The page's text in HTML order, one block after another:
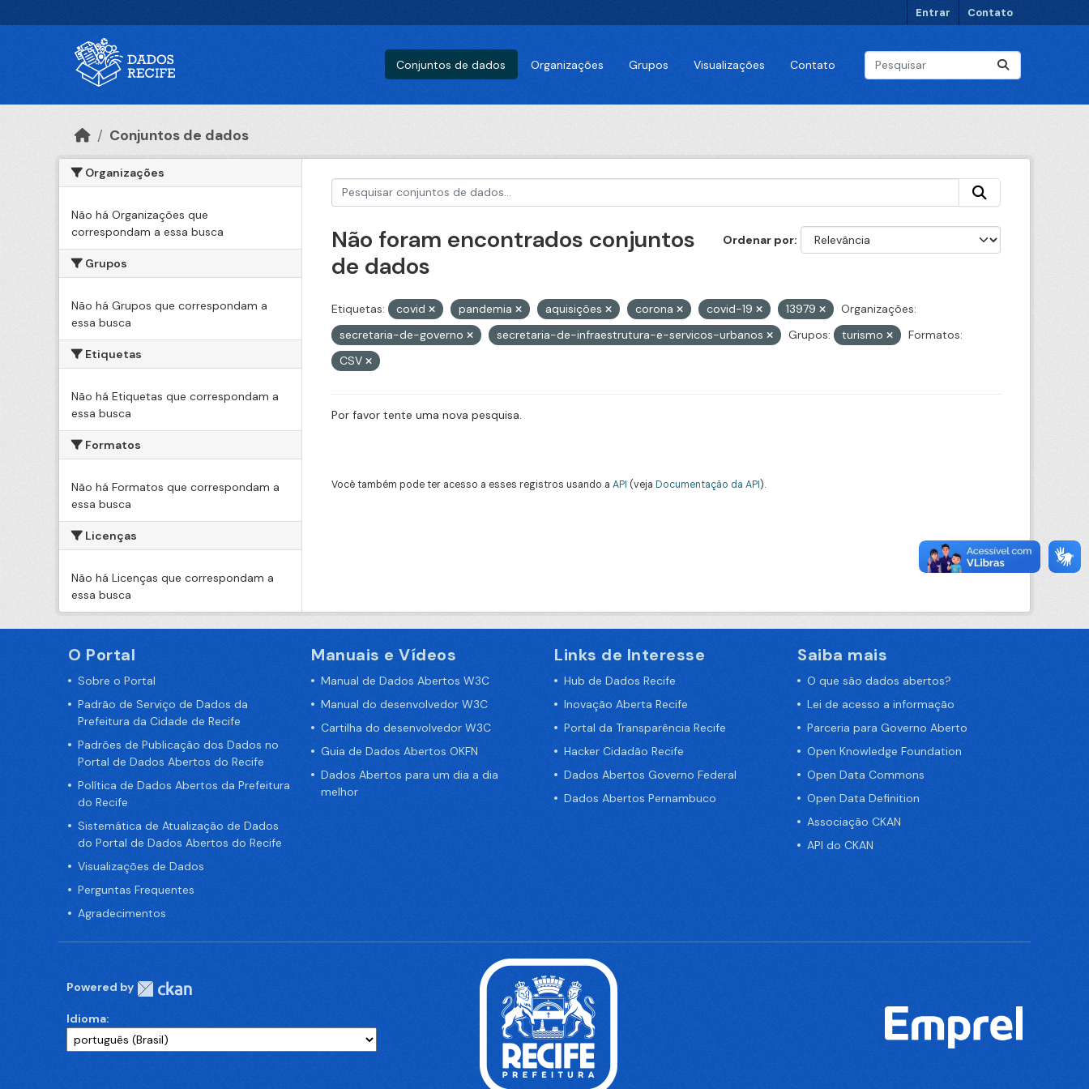
Entrar Contato
Conjuntos de dados Organizações Grupos Visualizações Contato
Conjuntos de dados
Organizações
Não há Organizações que
correspondam a essa busca
Grupos
Não há Grupos que correspondam a
essa busca
Etiquetas
Não há Etiquetas que correspondam a
essa busca
Formatos
Não há Formatos que correspondam a
essa busca
Licenças
Não há Licenças que correspondam a
essa busca
Ordenar por
Não foram encontrados conjuntos
de dados
Etiquetas: covid pandemia aquisições corona covid-19 13979
Organizações:
secretaria-de-governo
secretaria-de-infraestrutura-e-servicos-urbanos Grupos: turismo
Formatos:
CSV
Por favor tente uma nova pesquisa.
Você também pode ter acesso a esses registros usando a API (veja Documentação da API).
O Portal
Sobre o Portal
Padrão de Serviço de Dados da
Prefeitura da Cidade de Recife
Padrões de Publicação dos Dados no
Portal de Dados Abertos do Recife
Política de Dados Abertos da Prefeitura
do Recife
Sistemática de Atualização de Dados
do Portal de Dados Abertos do Recife
Visualizações de Dados
Perguntas Frequentes
Agradecimentos
Manuais e Vídeos
Manual de Dados Abertos W3C
Manual do desenvolvedor W3C
Cartilha do desenvolvedor W3C
Guia de Dados Abertos OKFN
Dados Abertos para um dia a dia
melhor
Links de Interesse
Hub de Dados Recife
Inovação Aberta Recife
Portal da Transparência Recife
Hacker Cidadão Recife
Dados Abertos Governo Federal
Dados Abertos Pernambuco
Saiba mais
O que são dados abertos?
Lei de acesso a informação
Parceria para Governo Aberto
Open Knowledge Foundation
Open Data Commons
Open Data Definition
Associação CKAN
API do CKAN
Powered by
Idioma